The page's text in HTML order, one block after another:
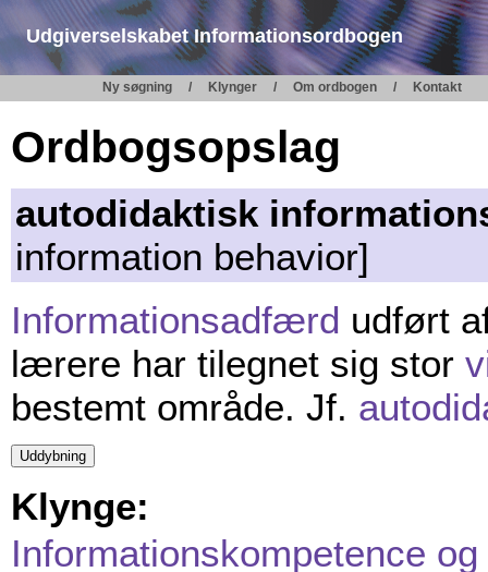
Udgiverselskabet Informationsordbogen
Ny søgning Klynger Om ordbogen Kontakt
Ordbogsopslag
autodidaktisk
information behavior]
Informationsadfærd udført
lærere har tilegnet sig stor
bestemt område. Jf.
Klynge:
Informationskompetence